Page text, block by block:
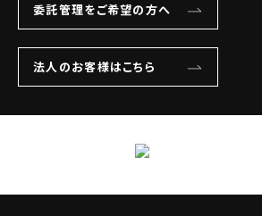
委託管理をご希望の方へ
法人のお客様はこちら